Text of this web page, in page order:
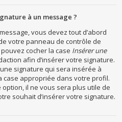
à un message ?
vous devez tout d’abord
votre panneau de contrôle de
cocher la case Insérer une
afin d’insérer votre signature.
signature qui sera insérée à
case appropriée dans votre profil.
il ne vous sera plus utile de
souhait d’insérer votre signature.